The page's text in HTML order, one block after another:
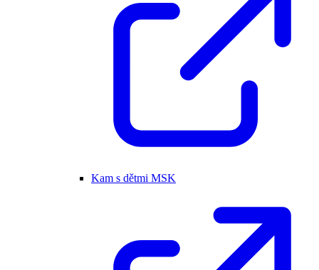
Kam s dětmi MSK